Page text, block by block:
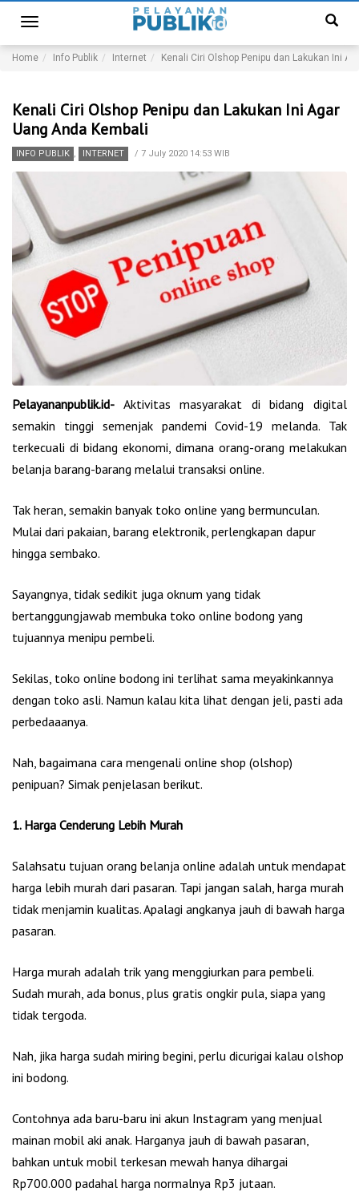
Toggle
navigation
Home Info Publik Internet Kenali Ciri Olshop Penipu dan Lakukan Ini
Kenali Ciri Olshop Penipu dan Lakukan Ini Agar
Uang Anda Kembali
INFO PUBLIK , INTERNET / 7 July 2020 14:53 WIB
Pelayananpublik.id- Aktivitas masyarakat di bidang digital
semakin tinggi semenjak pandemi Covid-19 melanda. Tak
terkecuali di bidang ekonomi, dimana orang-orang melakukan
belanja barang-barang melalui transaksi online.
Tak heran, semakin banyak toko online yang bermunculan.
Mulai dari pakaian, barang elektronik, perlengkapan dapur
hingga sembako.
Sayangnya, tidak sedikit juga oknum yang tidak
bertanggungjawab membuka toko online bodong yang
tujuannya menipu pembeli.
Sekilas, toko online bodong ini terlihat sama meyakinkannya
dengan toko asli. Namun kalau kita lihat dengan jeli, pasti ada
perbedaaanya.
Nah, bagaimana cara mengenali online shop (olshop)
penipuan? Simak penjelasan berikut.
1. Harga Cenderung Lebih Murah
Salahsatu tujuan orang belanja online adalah untuk mendapat
harga lebih murah dari pasaran. Tapi jangan salah, harga murah
tidak menjamin kualitas. Apalagi angkanya jauh di bawah harga
pasaran.
Harga murah adalah trik yang menggiurkan para pembeli.
Sudah murah, ada bonus, plus gratis ongkir pula, siapa yang
tidak tergoda.
Nah, jika harga sudah miring begini, perlu dicurigai kalau olshop
ini bodong.
Contohnya ada baru-baru ini akun Instagram yang menjual
mainan mobil aki anak. Harganya jauh di bawah pasaran,
bahkan untuk mobil terkesan mewah hanya dihargai
Rp700.000 padahal harga normalnya Rp3 jutaan.